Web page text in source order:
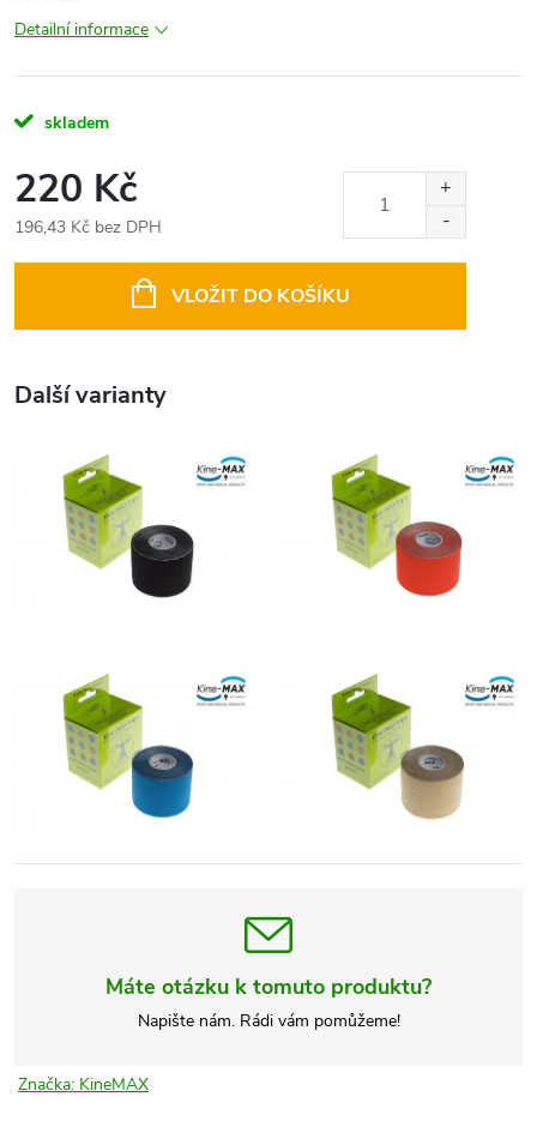
Detailní informace
skladem
220 Kč
196,43 Kč bez DPH
VLOŽIT DO KOŠÍKU
Další varianty
Máte otázku k tomuto produktu?
Napište nám. Rádi vám pomůžeme!
Značka: KineMAX